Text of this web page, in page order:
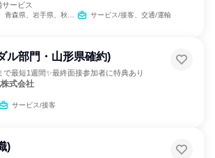
ービス
田県、山形県、千葉県、東京都、大阪府、兵庫県、鳥取県、岡山県、福岡県 サービス/接客、交通/運輸
ル部門・山形県確約)
で最短1週間✨最終面接参加者に特典あり
式会社
サービス/接客
)